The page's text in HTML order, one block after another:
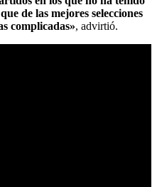
de las mejores selecciones
complicadas», advirtió.